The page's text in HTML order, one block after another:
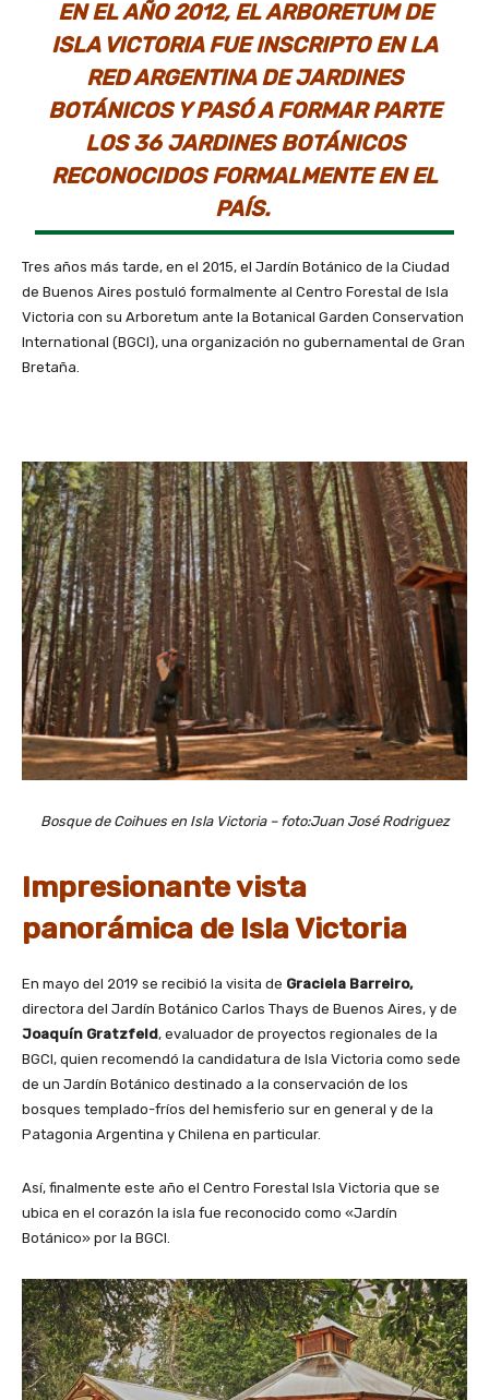
EN EL AÑO 2012, EL ARBORETUM DE
ISLA VICTORIA FUE INSCRIPTO EN LA
RED ARGENTINA DE JARDINES
BOTÁNICOS Y PASÓ A FORMAR PARTE
LOS 36 JARDINES BOTÁNICOS
RECONOCIDOS FORMALMENTE EN EL
PAÍS.
Tres años más tarde, en el 2015, el Jardín Botánico de la Ciudad
de Buenos Aires postuló formalmente al Centro Forestal de Isla
Victoria con su Arboretum ante la Botanical Garden Conservation
International (BGCI), una organización no gubernamental de Gran
Bretaña.
Bosque de Coihues en Isla Victoria – foto:Juan José Rodriguez
Impresionante vista
panorámica de Isla Victoria
En mayo del 2019 se recibió la visita de Graciela Barreiro,
directora del Jardín Botánico Carlos Thays de Buenos Aires, y de
Joaquín Gratzfeld, evaluador de proyectos regionales de la
BGCI, quien recomendó la candidatura de Isla Victoria como sede
de un Jardín Botánico destinado a la conservación de los
bosques templado-fríos del hemisferio sur en general y de la
Patagonia Argentina y Chilena en particular.
Así, finalmente este año el Centro Forestal Isla Victoria que se
ubica en el corazón la isla fue reconocido como «Jardín
Botánico» por la BGCI.